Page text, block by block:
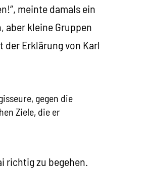
meinte damals ein
aber kleine Gruppen
Erklärung von Karl
gegen die
Ziele, die er
richtig zu begehen.